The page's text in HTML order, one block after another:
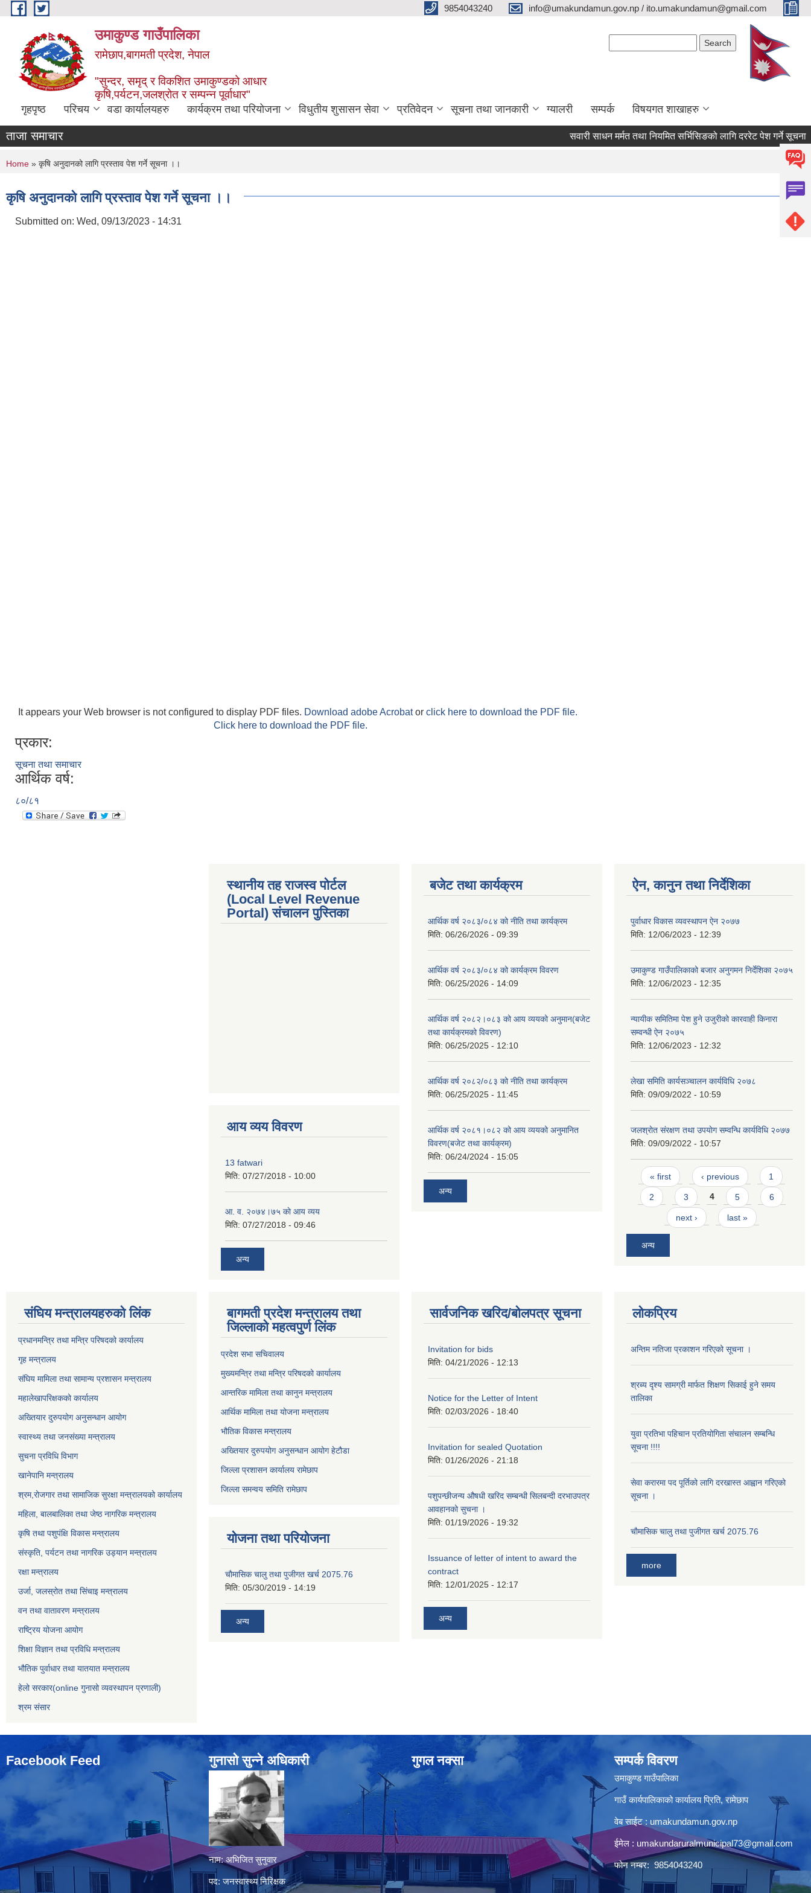
Skip to main content 9854043240 info@umakundamun.gov.np / ito.umakundamun@gmail.com
उमाकुण्ड गाउँपालिका
रामेछाप,बागमती प्रदेश, नेपाल
"सुन्दर, समृद् र विकशित उमाकुण्डको आधार
कृषि,पर्यटन,जलश्रोत र सम्पन्न पूर्वाधार"
गृहपृष्ठ परिचय वडा कार्यालयहरु कार्यक्रम तथा परियोजना विधुतीय शुसासन सेवा प्रतिवेदन सूचना तथा जानकारी ग्यालरी सम्पर्क विषयगत शाखाहरु
ताजा समाचार सवारी साधन मर्मत तथा नियमित सर्भिसिङको लागि दररेट पेश गर्ने सूचना ।
You are here
Home » कृषि अनुदानको लागि प्रस्ताव पेश गर्ने सूचना ।।
कृषि अनुदानको लागि प्रस्ताव पेश गर्ने सूचना ।।
Submitted on: Wed, 09/13/2023 - 14:31
It appears your Web browser is not configured to display PDF files. Download adobe Acrobator click here to download the PDF file.
Click here to download the PDF file.
प्रकार:
सूचना तथा समाचार
आर्थिक वर्ष:
८०/८१
स्थानीय तह राजस्व पोर्टल
(Local Level Revenue
Portal) संचालन पुस्तिका
आय व्यय विवरण
13 fatwari
मिति: 07/27/2018 - 10:00
आ‍. व. २०७४।७५ काे आय व्यय
मिति: 07/27/2018 - 09:46
अन्य
बजेट तथा कार्यक्रम
आर्थिक वर्ष २०८३/०८४ को नीति तथा कार्यक्रम
मिति: 06/26/2026 - 09:39
आर्थिक वर्ष २०८३/०८४ को कार्यक्रम विवरण
मिति: 06/25/2026 - 14:09
आर्थिक वर्ष २०८२।०८३ को आय व्ययको अनुमान(बजेट
तथा कार्यक्रमको विवरण)
मिति: 06/25/2025 - 12:10
आर्थिक वर्ष २०८२/०८३ को नीति तथा कार्यक्रम
मिति: 06/25/2025 - 11:45
आर्थिक वर्ष २०८१।०८२ को आय व्ययको अनुमानित
विवरण(बजेट तथा कार्यक्रम)
मिति: 06/24/2024 - 15:05
अन्य
ऐन, कानुन तथा निर्देशिका
पुर्वाधार विकास व्यवस्थापन ऐन २०७७
मिति: 12/06/2023 - 12:39
उमाकुण्ड गाउँपालिकाको बजार अनुगमन निर्देशिका २०७५
मिति: 12/06/2023 - 12:35
न्यायीक समितिमा पेश हुने उजुरीको कारवाही किनारा
सम्वन्धी ऐन २०७५
मिति: 12/06/2023 - 12:32
लेखा समिति कार्यसञ्चालन कार्यविधि २०७८
मिति: 09/09/2022 - 10:59
जलश्राेत संरक्षण तथा उपयाेग सम्वन्धि कार्यविधि २०७७
मिति: 09/09/2022 - 10:57
Pages
« first ‹ previous 1
2 3 4 5 6
next › last »
अन्य
संघिय मन्त्र‍ालयहरुको लिंक
प्रधानमन्त्रि तथा मन्त्रि परिषदको कार्यालय
गृह मन्त्रालय
संघिय मामिला तथा सामान्य प्रशासन मन्त्रालय
महालेखापरिक्षकको कार्यालय
अख्तियार दुरुपयोग अनुसन्धान आयोग
स्वास्थ्य तथा जनसंख्या मन्त्रालय
सुचना प्रविधि विभाग
खानेपानि मन्त्रालय
श्रम,रोजगार तथा सामाजिक सुरक्षा मन्त्रालयको कार्यालय
महिला, बालबालिका तथा जेष्ठ नागरिक मन्त्रालय
कृषि तथा पशुपंक्षि विकास मन्त्रालय
संस्कृति, पर्यटन तथा नागरिक उड्‍यान मन्त्रालय
रक्षा मन्त्रालय
उर्जा, जलस्रोत तथा सिंचाइ मन्त्रालय
वन तथा वातावरण मन्त्रालय
राष्ट्रिय योजना आयोग
शिक्षा विज्ञान तथा प्रविधि मन्त्रालय
भौतिक पुर्वाधार तथा यातयात मन्त्रालय
हेलो सरकार(online गुनासो व्यवस्थापन प्रणाली)
श्रम संसार
बागमती प्रदेश मन्त्रालय तथा
जिल्लाको महत्वपुर्ण लिंक
प्रदेश सभा सचिवालय
मुख्यमन्त्रि तथा मन्त्रि परिषदको कार्यालय
आन्तरिक मामिला तथा कानुन मन्त्रालय
आर्थिक मामिला तथा योजना मन्त्रालय
भौतिक विकास मन्त्रालय
अख्तियार दुरुपयोग अनुसन्धान आयोग हेटौडा
जिल्ला प्रशासन कार्यालय रामेछाप
जिल्ला समन्वय समिति रामेछाप
योजना तथा परियोजना
चाैमासिक चालु तथा पुजीगत खर्च 2075.76
मिति: 05/30/2019 - 14:19
अन्य
सार्वजनिक खरिद/बोलपत्र सूचना
Invitation for bids
मिति: 04/21/2026 - 12:13
Notice for the Letter of Intent
मिति: 02/03/2026 - 18:40
Invitation for sealed Quotation
मिति: 01/26/2026 - 21:18
पशुपन्छीजन्य औषधी खरिद सम्बन्धी सिलबन्दी दरभाउपत्र
आवहानको सुचना ।
मिति: 01/19/2026 - 19:32
Issuance of letter of intent to award the
contract
मिति: 12/01/2025 - 12:17
अन्य
लोकप्रिय
अन्तिम नतिजा प्रकाशन गरिएको सूचना ।
श्रब्य दृश्य सामग्री मार्फत शिक्षण सिकाई हुने समय
तालिका
युवा प्रतिभा पहिचान प्रतियोगिता संचालन सम्बन्धि
सूचना !!!!
सेवा करारमा पद पूर्तिको लागि दरखास्त आह्वान गरिएको
सूचना ।
चाैमासिक चालु तथा पुजीगत खर्च 2075.76
more
Facebook Feed गुनासो सुन्‍ने अधिकारी
नाम: अभिजित सुनुवार
पद: जनस्वास्थ्य निरिक्षक
गुगल नक्सा सम्पर्क विवरण
उमाकुण्ड गाउँपालिका
गाउँ कार्यपालिकाको कार्यालय प्रिति, रामेछाप
वेब साईट : umakundamun.gov.np
ईमेल : umakundaruralmunicipal73@gmail.com
फोन नम्बर: 9854043240